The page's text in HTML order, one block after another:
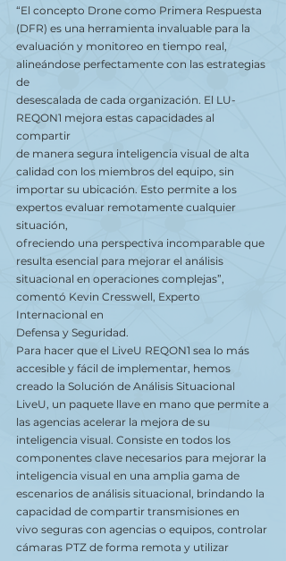
“El concepto Drone como Primera Respuesta
(DFR) es una herramienta invaluable para la
evaluación y monitoreo en tiempo real,
alineándose perfectamente con las estrategias
de
desescalada de cada organización. El LU-
REQON1 mejora estas capacidades al
compartir
de manera segura inteligencia visual de alta
calidad con los miembros del equipo, sin
importar su ubicación. Esto permite a los
expertos evaluar remotamente cualquier
situación,
ofreciendo una perspectiva incomparable que
resulta esencial para mejorar el análisis
situacional en operaciones complejas”,
comentó Kevin Cresswell, Experto
Internacional en
Defensa y Seguridad.
Para hacer que el LiveU REQON1 sea lo más
accesible y fácil de implementar, hemos
creado la Solución de Análisis Situacional
LiveU, un paquete llave en mano que permite a
las agencias acelerar la mejora de su
inteligencia visual. Consiste en todos los
componentes clave necesarios para mejorar la
inteligencia visual en una amplia gama de
escenarios de análisis situacional, brindando la
capacidad de compartir transmisiones en
vivo seguras con agencias o equipos, controlar
cámaras PTZ de forma remota y utilizar